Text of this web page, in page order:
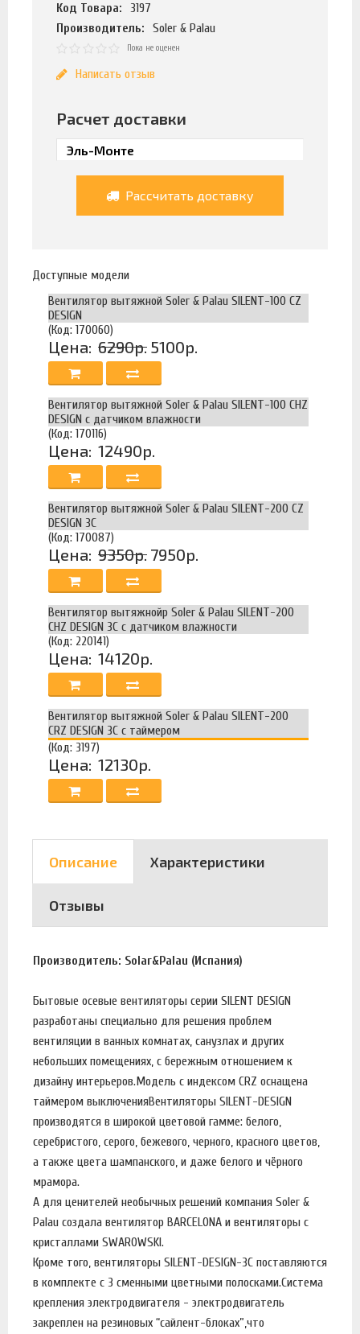
Код Товара:
3197
Производитель:
Soler & Palau
Пока не оценен
Написать отзыв
Расчет доставки
Рассчитать доставку
Доступные модели
Вентилятор вытяжной Soler & Palau SILENT-100 CZ
DESIGN
(Код: 170060)
Цена: 6290р. 5100р.
Вентилятор вытяжной Soler & Palau SILENT-100 CHZ
DESIGN с датчиком влажности
(Код: 170116)
Цена: 12490р.
Вентилятор вытяжной Soler & Palau SILENT-200 CZ
DESIGN 3C
(Код: 170087)
Цена: 9350р. 7950р.
Вентилятор вытяжнойр Soler & Palau SILENT-200
CHZ DESIGN 3C с датчиком влажности
(Код: 220141)
Цена: 14120р.
Вентилятор вытяжной Soler & Palau SILENT-200
CRZ DESIGN 3C с таймером
(Код: 3197)
Цена: 12130р.
Описание Характеристики
Отзывы
Производитель: Solar&Palau (Испания)
Бытовые осевые вентиляторы серии SILENT DESIGN
разработаны специально для решения проблем
вентиляции в ванных комнатах, санузлах и других
небольших помещениях, с бережным отношением к
дизайну интерьеров.Модель с индексом CRZ оснащена
таймером выключенияВентиляторы SILENT-DESIGN
производятся в широкой цветовой гамме: белого,
серебристого, серого, бежевого, черного, красного цветов,
а также цвета шампанского, и даже белого и чёрного
мрамора.
А для ценителей необычных решений компания Soler &
Palau создала вентилятор BARCELONA и вентиляторы с
кристаллами SWAROWSKI.
Кроме того, вентиляторы SILENT-DESIGN-3C поставляются
в комплекте с 3 сменными цветными полосками.Система
крепления электродвигателя - электродвигатель
закреплен на резиновых “сайлент-блоках”,что